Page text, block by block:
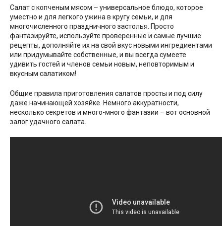
Салат с копченым мясом – универсальное блюдо, которое
уместно и для легкого ужина в кругу семьи, и для
многочисленного праздничного застолья. Просто
фантазируйте, используйте проверенные и самые лучшие
рецепты, дополняйте их на свой вкус новыми ингредиентами
или придумывайте собственные, и вы всегда сумеете
удивить гостей и членов семьи новым, неповторимым и
вкусным салатиком!
Общие правила приготовления салатов просты и под силу
даже начинающей хозяйке. Немного аккуратности,
несколько секретов и много-много фантазии – вот основной
залог удачного салата.